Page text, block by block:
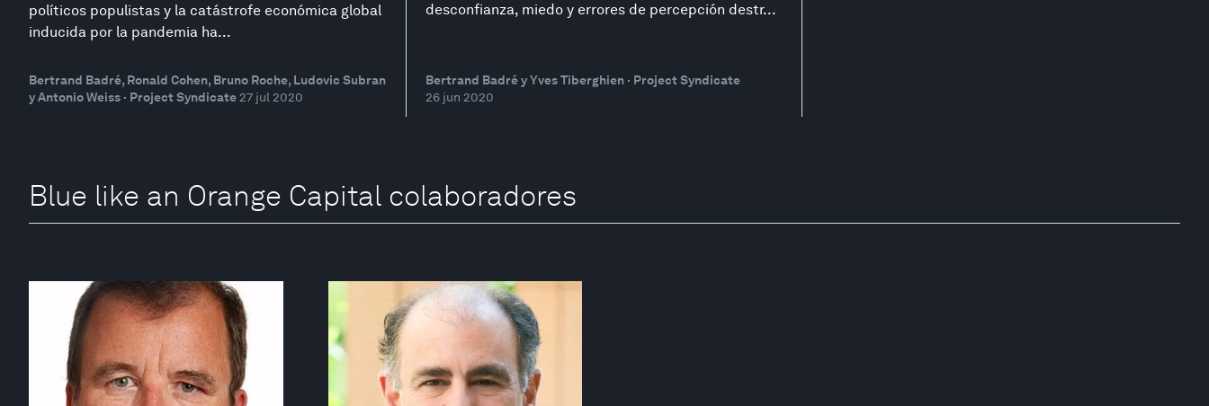
políticos populistas y la catástrofe económica global
inducida por la pandemia ha...
Bertrand Badré, Ronald Cohen, Bruno Roche, Ludovic Subran
y Antonio Weiss · Project Syndicate 27 jul 2020
desconfianza, miedo y errores de percepción destr...
Bertrand Badré y Yves Tiberghien · Project Syndicate
26 jun 2020
Blue like an Orange Capital colaboradores